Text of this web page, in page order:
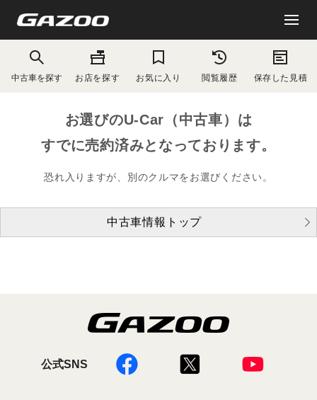
中古車を探す お店を探す お気に入り 閲覧履歴 保存した見積
お選びのU-Car（中古車）は
すでに売約済みとなっております。
恐れ入りますが、別のクルマをお選びください。
中古車情報トップ
公式SNS